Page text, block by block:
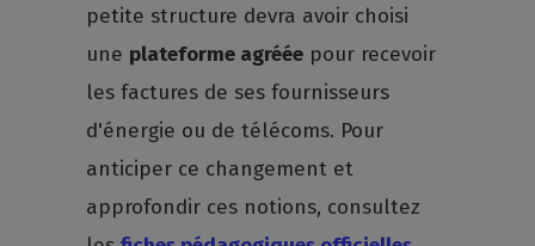
petite structure devra avoir choisi
une plateforme agréée pour recevoir
les factures de ses fournisseurs
d'énergie ou de télécoms. Pour
anticiper ce changement et
approfondir ces notions, consultez